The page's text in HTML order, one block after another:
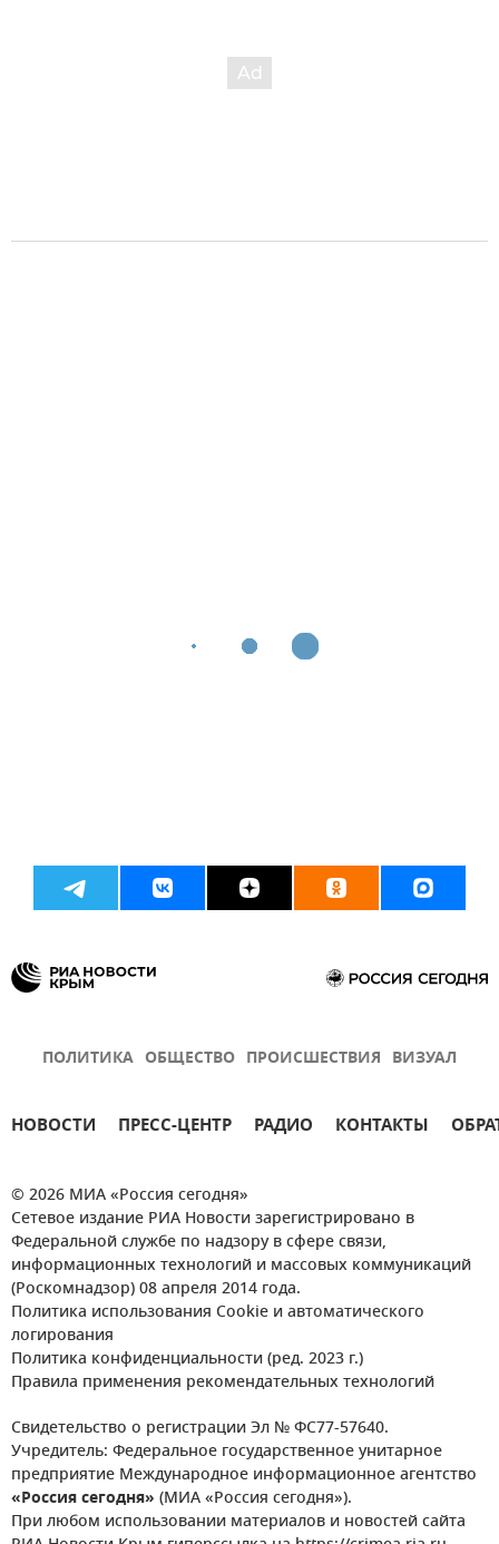
ПОЛИТИКА ОБЩЕСТВО ПРОИСШЕСТВИЯ ВИЗУАЛ
НОВОСТИ ПРЕСС-ЦЕНТР РАДИО КОНТАКТЫ
© 2026 МИА «Россия сегодня»
Сетевое издание РИА Новости зарегистрировано в
Федеральной службе по надзору в сфере связи,
информационных технологий и массовых коммуникаций
(Роскомнадзор) 08 апреля 2014 года.
Политика использования Cookie и автоматического
логирования
Политика конфиденциальности (ред. 2023 г.)
Правила применения рекомендательных технологий
Свидетельство о регистрации Эл № ФС77-57640.
Учредитель: Федеральное государственное унитарное
предприятие Международное информационное агентство
«Россия сегодня» (МИА «Россия сегодня»).
При любом использовании материалов и новостей сайта